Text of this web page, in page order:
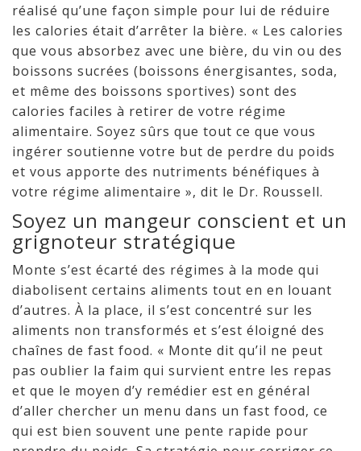
réalisé qu’une façon simple pour lui de réduire
les calories était d’arrêter la bière. « Les calories
que vous absorbez avec une bière, du vin ou des
boissons sucrées (boissons énergisantes, soda,
et même des boissons sportives) sont des
calories faciles à retirer de votre régime
alimentaire. Soyez sûrs que tout ce que vous
ingérer soutienne votre but de perdre du poids
et vous apporte des nutriments bénéfiques à
votre régime alimentaire », dit le Dr. Roussell.
Soyez un mangeur conscient et un
grignoteur stratégique
Monte s’est écarté des régimes à la mode qui
diabolisent certains aliments tout en en louant
d’autres. À la place, il s’est concentré sur les
aliments non transformés et s’est éloigné des
chaînes de fast food. « Monte dit qu’il ne peut
pas oublier la faim qui survient entre les repas
et que le moyen d’y remédier est en général
d’aller chercher un menu dans un fast food, ce
qui est bien souvent une pente rapide pour